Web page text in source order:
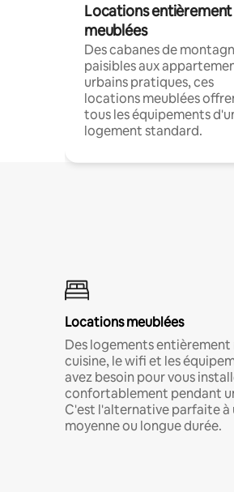
Locations entièrement
meublées
Des cabanes de
paisibles aux
urbains pratiques, ces
locations meublées
tous les équipements
logement standard.
Locations meublées
Des logements entièrement
cuisine, le wifi et les
avez besoin pour vous
confortablement pendant
C'est l'alternative parfaite à
moyenne ou longue durée.